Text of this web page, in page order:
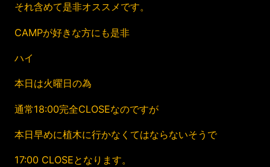
それ含めて是非オススメです。
CAMPが好きな方にも是非
ハイ
本日は火曜日の為
通常18:00完全CLOSEなのですが
本日早めに植木に行かなくてはならないそうで
17:00 CLOSEとなります。